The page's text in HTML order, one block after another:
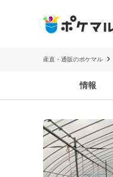
産直・通販のポケマル
情報